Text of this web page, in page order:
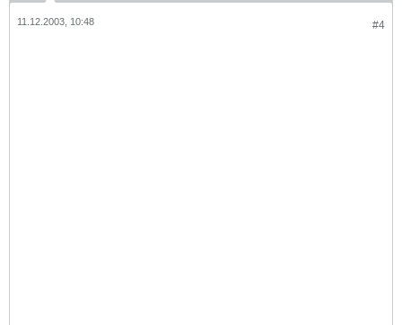
#4
11.12.2003, 10:48